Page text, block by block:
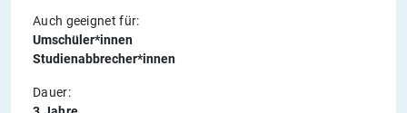
Auch geeignet für:
Umschüler*innen
Studienabbrecher*innen
Dauer: